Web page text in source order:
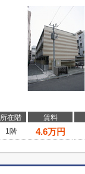
所在階 賃料
1階
4.6万円